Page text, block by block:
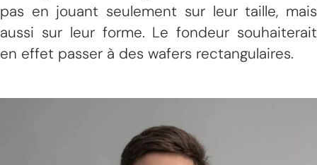
pas en jouant seulement sur leur taille, mais
aussi sur leur forme. Le fondeur souhaiterait
en effet passer à des wafers rectangulaires.